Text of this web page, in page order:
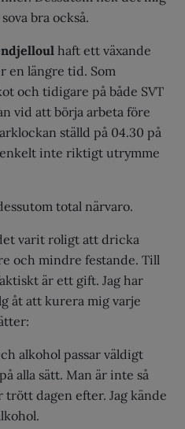
bra också.
haft ett växande
en längre tid. Som
och tidigare på både SVT
vid att börja arbeta före
ställd på 04.30 på
inte riktigt utrymme
total närvaro.
varit roligt att dricka
och mindre festande. Till
är ett gift. Jag har
åt att kurera mig varje
alkohol passar väldigt
alla sätt. Man är inte så
trött dagen efter. Jag kände